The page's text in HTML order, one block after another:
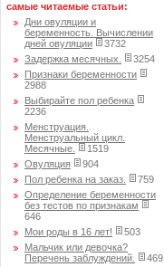
самые читаемые статьи:
Дни овуляции и
беременность. Вычислении
дней овуляции
3732
Задержка месячных.
3254
Признаки беременности
2988
Выбирайте пол ребенка
2236
Менструация.
Менструальный цикл.
Месячные.
1519
Овуляция
904
Пол ребенка на заказ.
759
Определение беременности
без тестов по признакам
646
Мои роды в 16 лет!
503
Мальчик или девочка?
Перечень заблуждений.
469